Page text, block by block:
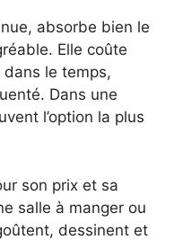
absorbe bien le
Elle coûte
le temps,
Dans une
l’option la plus
son prix et sa
salle à manger ou
dessinent et